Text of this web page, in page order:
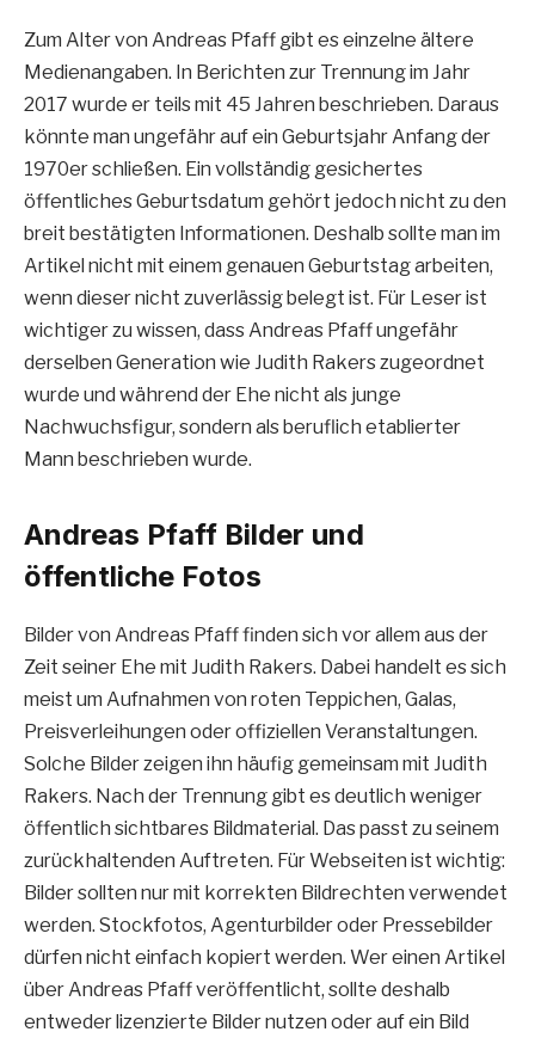
Zum Alter von Andreas Pfaff gibt es einzelne ältere
Medienangaben. In Berichten zur Trennung im Jahr
2017 wurde er teils mit 45 Jahren beschrieben. Daraus
könnte man ungefähr auf ein Geburtsjahr Anfang der
1970er schließen. Ein vollständig gesichertes
öffentliches Geburtsdatum gehört jedoch nicht zu den
breit bestätigten Informationen. Deshalb sollte man im
Artikel nicht mit einem genauen Geburtstag arbeiten,
wenn dieser nicht zuverlässig belegt ist. Für Leser ist
wichtiger zu wissen, dass Andreas Pfaff ungefähr
derselben Generation wie Judith Rakers zugeordnet
wurde und während der Ehe nicht als junge
Nachwuchsfigur, sondern als beruflich etablierter
Mann beschrieben wurde.
Andreas Pfaff Bilder und
öffentliche Fotos
Bilder von Andreas Pfaff finden sich vor allem aus der
Zeit seiner Ehe mit Judith Rakers. Dabei handelt es sich
meist um Aufnahmen von roten Teppichen, Galas,
Preisverleihungen oder offiziellen Veranstaltungen.
Solche Bilder zeigen ihn häufig gemeinsam mit Judith
Rakers. Nach der Trennung gibt es deutlich weniger
öffentlich sichtbares Bildmaterial. Das passt zu seinem
zurückhaltenden Auftreten. Für Webseiten ist wichtig:
Bilder sollten nur mit korrekten Bildrechten verwendet
werden. Stockfotos, Agenturbilder oder Pressebilder
dürfen nicht einfach kopiert werden. Wer einen Artikel
über Andreas Pfaff veröffentlicht, sollte deshalb
entweder lizenzierte Bilder nutzen oder auf ein Bild